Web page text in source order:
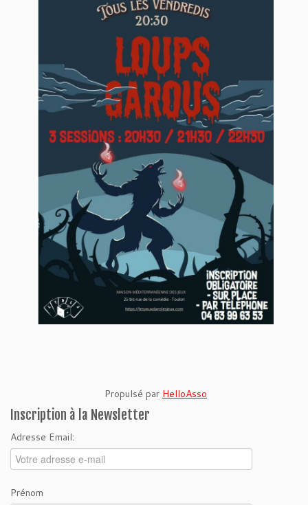
Propulsé par HelloAsso
Inscription à la Newsletter
Adresse Email:
Prénom